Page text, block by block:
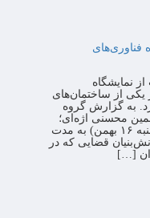
فناوری‌های
به مدت ۳ ساعت از نمایشگاه
یکی از ساختمان‌های
به گزارش گروه
محسنی اژه‌ای؛
رئیس قوه قضاییه صبح امروز (دوشنبه ۱۶ بهمن) به مدت
قضایی که در
[…]